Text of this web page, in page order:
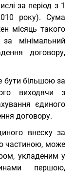
за період з 1
року). Сума
місяць такого
мінімальний
договору,
бути більшою за
виходячи з
єдиного
договору.
внеску за
частиною, може
укладеним у
першою,